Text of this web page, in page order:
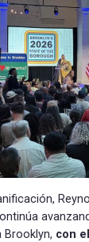
Brooklyn, con